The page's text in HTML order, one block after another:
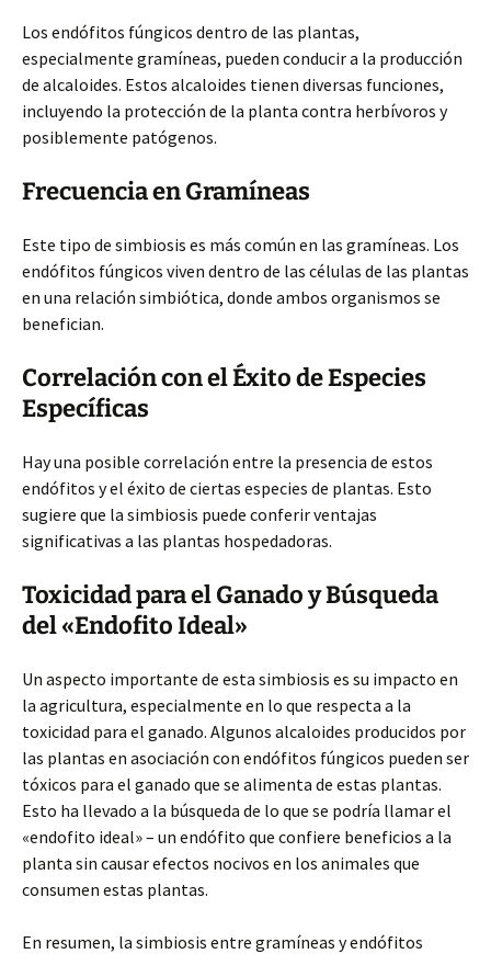
Los endófitos fúngicos dentro de las plantas,
especialmente gramíneas, pueden conducir a la producción
de alcaloides. Estos alcaloides tienen diversas funciones,
incluyendo la protección de la planta contra herbívoros y
posiblemente patógenos.
Frecuencia en Gramíneas
Este tipo de simbiosis es más común en las gramíneas. Los
endófitos fúngicos viven dentro de las células de las plantas
en una relación simbiótica, donde ambos organismos se
benefician.
Correlación con el Éxito de Especies
Específicas
Hay una posible correlación entre la presencia de estos
endófitos y el éxito de ciertas especies de plantas. Esto
sugiere que la simbiosis puede conferir ventajas
significativas a las plantas hospedadoras.
Toxicidad para el Ganado y Búsqueda
del «Endofito Ideal»
Un aspecto importante de esta simbiosis es su impacto en
la agricultura, especialmente en lo que respecta a la
toxicidad para el ganado. Algunos alcaloides producidos por
las plantas en asociación con endófitos fúngicos pueden ser
tóxicos para el ganado que se alimenta de estas plantas.
Esto ha llevado a la búsqueda de lo que se podría llamar el
«endofito ideal» – un endófito que confiere beneficios a la
planta sin causar efectos nocivos en los animales que
consumen estas plantas.
En resumen, la simbiosis entre gramíneas y endófitos